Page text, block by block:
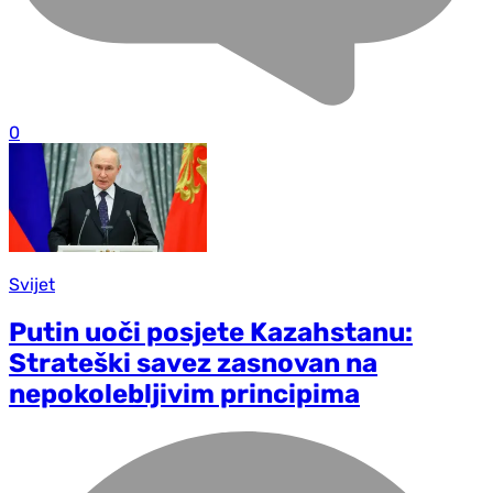
0
Svijet
Putin uoči posjete Kazahstanu:
Strateški savez zasnovan na
nepokolebljivim principima